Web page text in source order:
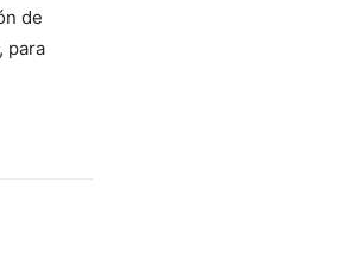
de
para